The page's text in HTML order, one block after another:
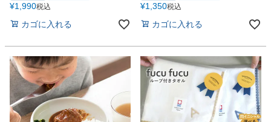
¥1,990税込
カゴに入れる
¥1,350税込
カゴに入れる